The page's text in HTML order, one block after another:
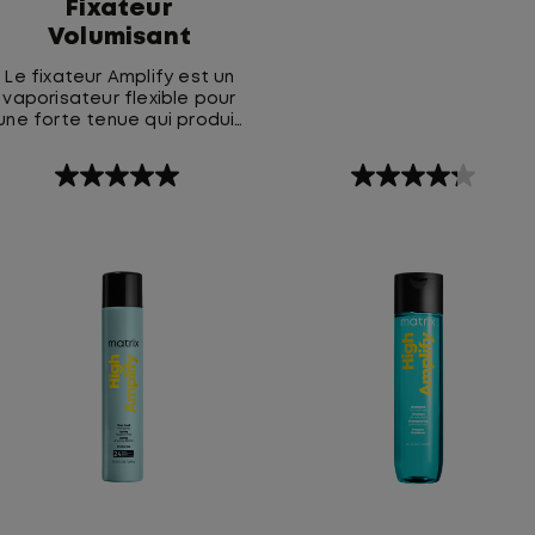
Fixateur
Volumisant
Le fixateur Amplify est un
vaporisateur flexible pour
forte tenue qui produit
volumineuse et brillante
5.0
évaluations
4.3
évaluations